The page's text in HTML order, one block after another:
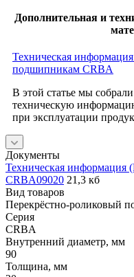
Дополнительная и
Техническая
подшипникам CRBA
В этой статье мы
техническую
при эксплуатации
Документы
Техническая информация
CRBA09020 21,3 кб
Вид товаров
Перекрёстно-роликовый
Серия
CRBA
Внутренний диаметр, мм
90
Толщина, мм